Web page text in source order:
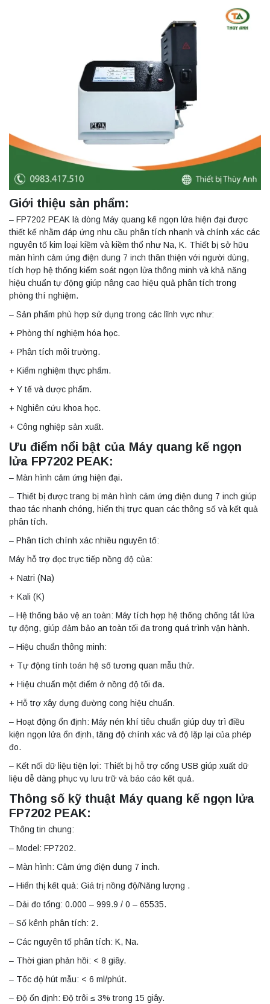
Giới thiệu sản phẩm:
– FP7202 PEAK là dòng Máy quang kế ngọn lửa hiện đại được
thiết kế nhằm đáp ứng nhu cầu phân tích nhanh và chính xác các
nguyên tố kim loại kiềm và kiềm thổ như Na, K. Thiết bị sở hữu
màn hình cảm ứng điện dung 7 inch thân thiện với người dùng,
tích hợp hệ thống kiểm soát ngọn lửa thông minh và khả năng
hiệu chuẩn tự động giúp nâng cao hiệu quả phân tích trong
phòng thí nghiệm.
– Sản phẩm phù hợp sử dụng trong các lĩnh vực như:
+ Phòng thí nghiệm hóa học.
+ Phân tích môi trường.
+ Kiểm nghiệm thực phẩm.
+ Y tế và dược phẩm.
+ Nghiên cứu khoa học.
+ Công nghiệp sản xuất.
Ưu điểm nổi bật của Máy quang kế ngọn
lửa FP7202 PEAK:
– Màn hình cảm ứng hiện đại.
– Thiết bị được trang bị màn hình cảm ứng điện dung 7 inch giúp
thao tác nhanh chóng, hiển thị trực quan các thông số và kết quả
phân tích.
– Phân tích chính xác nhiều nguyên tố:
Máy hỗ trợ đọc trực tiếp nồng độ của:
+ Natri (Na)
+ Kali (K)
– Hệ thống bảo vệ an toàn: Máy tích hợp hệ thống chống tắt lửa
tự động, giúp đảm bảo an toàn tối đa trong quá trình vận hành.
– Hiệu chuẩn thông minh:
+ Tự động tính toán hệ số tương quan mẫu thử.
+ Hiệu chuẩn một điểm ở nồng độ tối đa.
+ Hỗ trợ xây dựng đường cong hiệu chuẩn.
– Hoạt động ổn định: Máy nén khí tiêu chuẩn giúp duy trì điều
kiện ngọn lửa ổn định, tăng độ chính xác và độ lặp lại của phép
đo.
– Kết nối dữ liệu tiện lợi: Thiết bị hỗ trợ cổng USB giúp xuất dữ
liệu dễ dàng phục vụ lưu trữ và báo cáo kết quả.
Thông số kỹ thuật Máy quang kế ngọn lửa
FP7202 PEAK:
Thông tin chung:
– Model: FP7202.
– Màn hình: Cảm ứng điện dung 7 inch.
– Hiển thị kết quả: Giá trị nồng độ/Năng lượng .
– Dải đo tổng: 0.000 – 999.9 / 0 – 65535.
– Số kênh phân tích: 2.
– Các nguyên tố phân tích: K, Na.
– Thời gian phản hồi: < 8 giây.
– Tốc độ hút mẫu: < 6 ml/phút.
– Độ ổn định: Độ trôi ≤ 3% trong 15 giây.